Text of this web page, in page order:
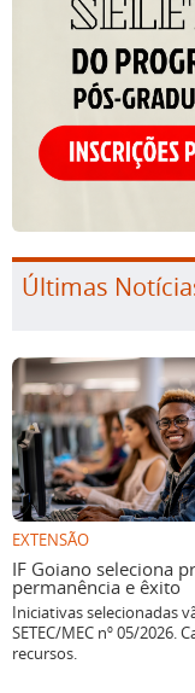
Últimas
EXTENSÃO
IF Goiano seleciona
permanência e êxito
Iniciativas selecionadas
SETEC/MEC nº 05/2026.
recursos.